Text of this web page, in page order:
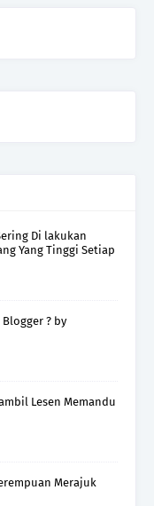
Di lakukan
Yang Tinggi Setiap
Blogger ? by
Lesen Memandu
Merajuk